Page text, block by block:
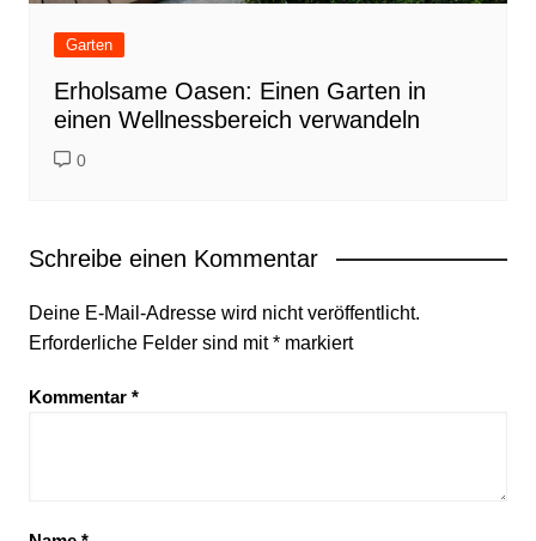
Garten
Erholsame Oasen: Einen Garten in
einen Wellnessbereich verwandeln
0
Schreibe einen Kommentar
Deine E-Mail-Adresse wird nicht veröffentlicht.
Erforderliche Felder sind mit*markiert
Kommentar *